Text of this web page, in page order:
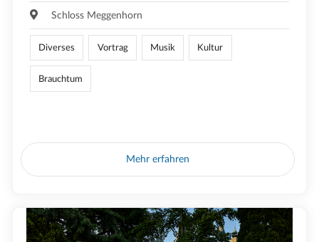
Schloss Meggenhorn
Diverses Vortrag Musik Kultur
Brauchtum
Mehr erfahren